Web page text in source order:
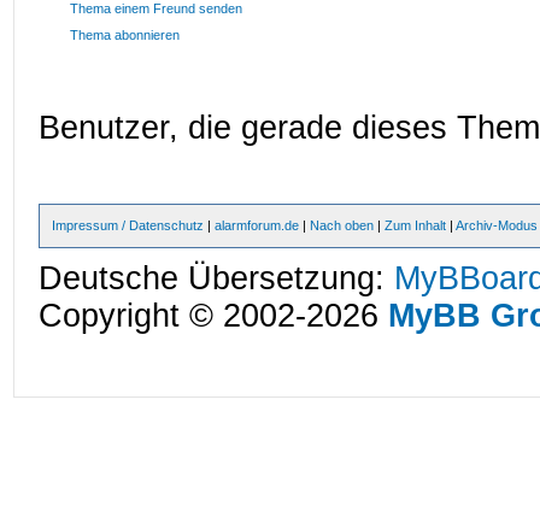
Thema einem Freund senden
Thema abonnieren
Benutzer, die gerade dieses
Impressum / Datenschutz |alarmforum.de | Nach oben |Zum Inhalt |Archiv-Modus
Deutsche Übersetzung:
Copyright © 2002-2026 MyBB